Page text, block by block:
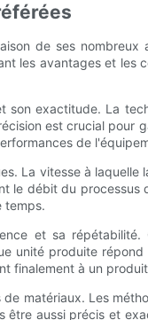
de ses
les avantages et les
son exactitude. La
est crucial pour
de
La vitesse à laquelle
le débit du processus
temps.
et sa répétabilité.
unité produite
finalement à un
matériaux. Les
aussi précis et